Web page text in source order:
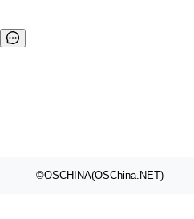
©OSCHINA(OSChina.NET)